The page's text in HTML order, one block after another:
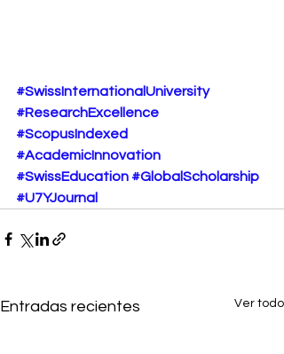
#SwissInternationalUniversity
#ResearchExcellence
#ScopusIndexed
#AcademicInnovation
#SwissEducation #GlobalScholarship
#U7YJournal
Entradas recientes Ver todo